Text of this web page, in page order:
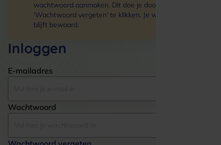
wachtwoord aanmaken. Dit doe je door op de link
'Wachtwoord vergeten' te klikken. Je winkelmand
blijft bewaard.
Inloggen
E-mailadres
Wachtwoord